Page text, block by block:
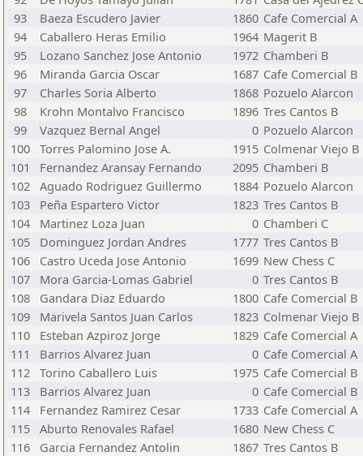
93
Baeza Escudero Javier 1860 Cafe Comercial A
94
Caballero Heras Emilio 1964 Magerit B
95
Lozano Sanchez Jose Antonio 1972 Chamberi B
96
Miranda Garcia Oscar 1687 Cafe Comercial B
97
Charles Soria Alberto 1868 Pozuelo Alarcon
98
Krohn Montalvo Francisco 1896 Tres Cantos B
99
Vazquez Bernal Angel 0 Pozuelo Alarcon
100 Torres Palomino Jose A. 1915 Colmenar Viejo B
101
Fernandez Aransay Fernando 2095 Chamberi B
102 Aguado Rodriguez Guillermo 1884 Pozuelo Alarcon
103
Peña Espartero Victor 1823 Tres Cantos B
104
Martinez Loza Juan 0 Chamberi C
105
Dominguez Jordan Andres 1777 Tres Cantos B
106
Castro Uceda Jose Antonio 1699 New Chess C
107
Mora Garcia-Lomas Gabriel 0 Tres Cantos B
108
Gandara Diaz Eduardo 1800 Cafe Comercial B
109
Marivela Santos Juan Carlos 1823 Colmenar Viejo B
110
Esteban Azpiroz Jorge 1829 Cafe Comercial A
111
Barrios Alvarez Juan 0 Cafe Comercial A
112 Torino Caballero Luis 1975 Cafe Comercial B
113
Barrios Alvarez Juan 0 Cafe Comercial B
114
Fernandez Ramirez Cesar 1733 Cafe Comercial A
115 Aburto Renovales Rafael 1680 New Chess C
116
Garcia Fernandez Antolin 1867 Tres Cantos B